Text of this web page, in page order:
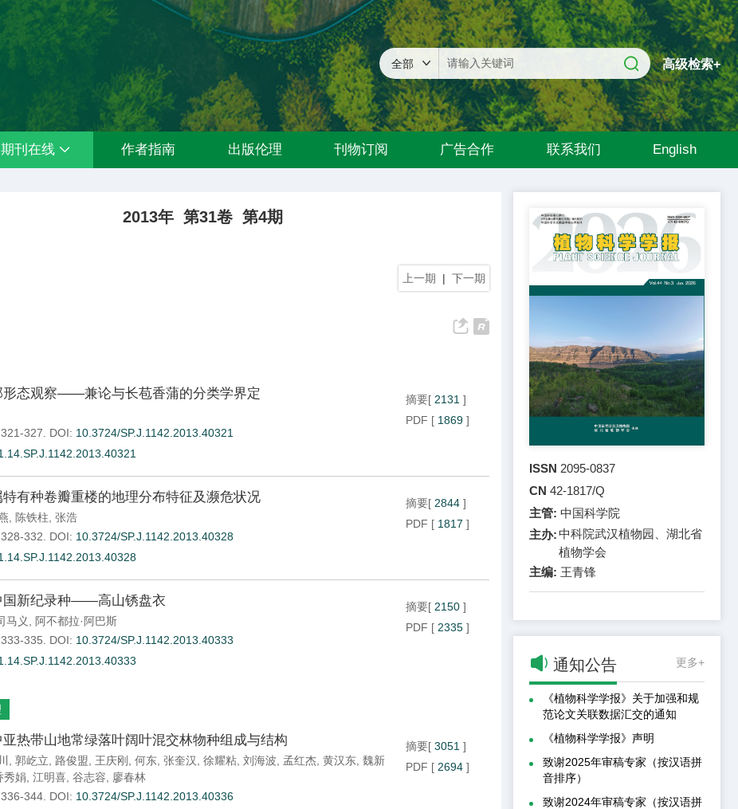
高级检索+
期刊在线 作者指南 出版伦理 刊物订阅 广告合作 联系我们 English
2013年 第31卷 第4期
上一期 | 下一期
形态观察——兼论与长苞香蒲的分类学界定
327.
DOI: 10.3724/SP.J.1142.2013.40321
摘要[ 2131 ]
PDF [ 1869 ]
有种卷瓣重楼的地理分布特征及濒危状况
陈铁柱 张浩
332.
DOI: 10.3724/SP.J.1142.2013.40328
摘要[ 2844 ]
PDF [ 1817 ]
国新纪录种——高山锈盘衣
马义
阿不都拉·阿巴斯
335.
DOI: 10.3724/SP.J.1142.2013.40333
摘要[ 2150 ]
PDF [ 2335 ]
亚热带山地常绿落叶阔叶混交林物种组成与结构
郭屹立 路俊盟 王庆刚 何东 张奎汉 徐耀粘 刘海波 孟红杰 黄汉东 魏新
秀娟 江明喜 谷志容
廖春林
344. DOI: 10.3724/SP.J.1142.2013.40336
摘要[ 3051 ]
PDF [ 2694 ]
ISSN 2095-0837
CN 42-1817/Q
主管: 中国科学院
主办:中科院武汉植物园、湖北省
植物学会
主编: 王青锋
 通知公告 更多+
《植物科学学报》关于加强和规
范论文关联数据汇交的通知
《植物科学学报》声明
致谢2025年审稿专家（按汉语拼
音排序）
致谢2024年审稿专家（按汉语拼